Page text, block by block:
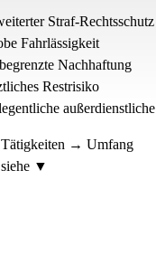
Straf-Rechtsschutz
Fahrlässigkeit
Nachhaftung
Restrisiko
außerdienstliche
Tätigkeiten →Umfang
siehe ▼